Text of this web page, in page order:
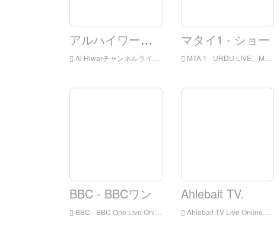
アルハイワールチャンネル
Al Hiwarチャンネルライブオンライン、アルハイワールチャンネルHDライブストリーミング、Al Hiwarチャンネルウォッチライブテレビ
マタイ1 - ショー
MTA 1 - URDU LIVE、MTA 1 - URDU HD Live Streaming、MTA 1 - イギリスからのLIVE TV
BBC - BBCワン
BBC - BBC One Live Online、BBC - BBC 1 HDライブストリーミング、BBC - BBC One Watch Live TVがイギリスからLIVE TV
Ahlebait TV.
Ahlebait TV Live Online、Ahlebait TV HD Live Streaming、Ahlebait TV Watch Live TVがイギリスのライブTV